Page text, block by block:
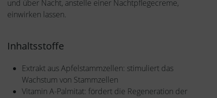
und über Nacht, anstelle einer Nachtpflegecreme,
einwirken lassen.
Inhaltsstoffe
Extrakt aus Apfelstammzellen: stimuliert das
Wachstum von Stammzellen
Vitamin A-Palmitat: fördert die Regeneration der